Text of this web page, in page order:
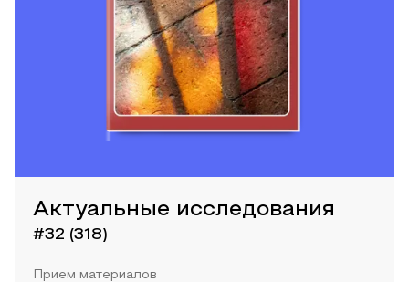
Актуальные исследования
#32 (318)
Прием материалов